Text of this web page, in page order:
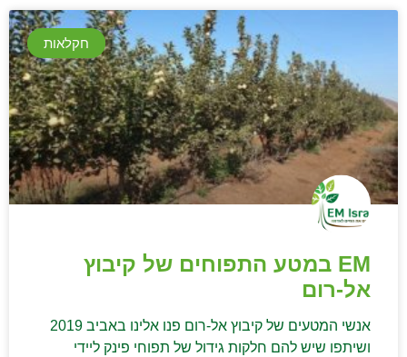
חקלאות
EM במטע התפוחים של קיבוץ
אל-רום
אנשי המטעים של קיבוץ אל-רום פנו אלינו באביב 2019
ושיתפו שיש להם חלקות גידול של תפוחי פינק ליידי